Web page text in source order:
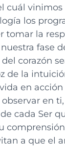
cuál
los
tomar la
fase
corazón
de la
en
en
cada Ser
a que el